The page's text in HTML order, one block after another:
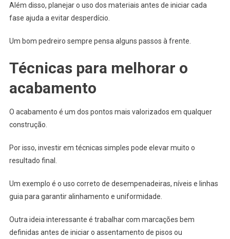
Além disso, planejar o uso dos materiais antes de iniciar cada
fase ajuda a evitar desperdício.
Um bom pedreiro sempre pensa alguns passos à frente.
Técnicas para melhorar o
acabamento
O acabamento é um dos pontos mais valorizados em qualquer
construção.
Por isso, investir em técnicas simples pode elevar muito o
resultado final.
Um exemplo é o uso correto de desempenadeiras, níveis e linhas
guia para garantir alinhamento e uniformidade.
Outra ideia interessante é trabalhar com marcações bem
definidas antes de iniciar o assentamento de pisos ou